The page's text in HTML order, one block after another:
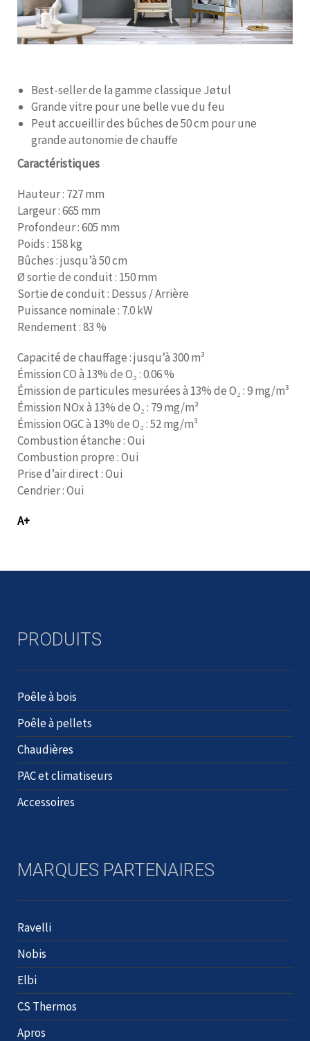
Best-seller de la gamme classique Jøtul
Grande vitre pour une belle vue du feu
Peut accueillir des bûches de 50 cm pour une
grande autonomie de chauffe
Caractéristiques
Hauteur : 727 mm
Largeur : 665 mm
Profondeur : 605 mm
Poids : 158 kg
Bûches : jusqu’à 50 cm
Ø sortie de conduit : 150 mm
Sortie de conduit : Dessus / Arrière
Puissance nominale : 7.0 kW
Rendement : 83 %
Capacité de chauffage : jusqu’à 300 m³
Émission CO à 13% de O₂ : 0.06 %
Émission de particules mesurées à 13% de O₂ : 9 mg/m³
Émission NOx à 13% de O₂ : 79 mg/m³
Émission OGC à 13% de O₂ : 52 mg/m³
Combustion étanche : Oui
Combustion propre : Oui
Prise d’air direct : Oui
Cendrier : Oui
A+
PRODUITS
Poêle à bois
Poêle à pellets
Chaudières
PAC et climatiseurs
Accessoires
MARQUES PARTENAIRES
Ravelli
Nobis
Elbi
CS Thermos
Apros